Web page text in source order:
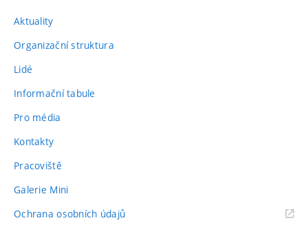
Aktuality
Organizační struktura
Lidé
Informační tabule
Pro média
Kontakty
Pracoviště
Galerie Mini
Ochrana osobních údajů